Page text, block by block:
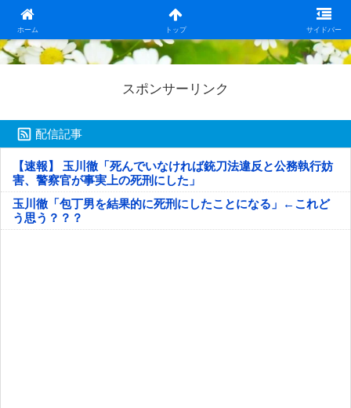
ホーム トップ サイドバー
日本第一！ニュース録
スポンサーリンク
配信記事
【速報】 玉川徹「死んでいなければ銃刀法違反と公務執行妨
害、警察官が事実上の死刑にした」
玉川徹「包丁男を結果的に死刑にしたことになる」←これど
う思う？？？